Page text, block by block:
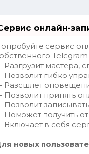
онлайн-
сервис
Разгрузит мастера,
Позволит гибко
Разошлет
Позволит принять
Позволит
Поможет получить
Включает в себя
новых